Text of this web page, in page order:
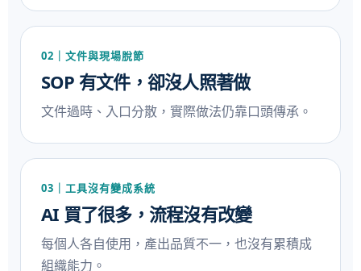
02｜文件與現場脫節
SOP 有文件，卻沒人照著做
文件過時、入口分散，實際做法仍靠口頭傳承。
03｜工具沒有變成系統
AI 買了很多，流程沒有改變
每個人各自使用，產出品質不一，也沒有累積成
組織能力。